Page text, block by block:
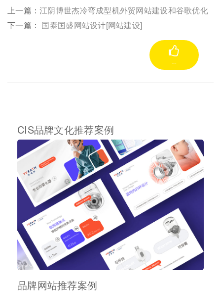
上一篇：江阴博世杰冷弯成型机外贸网站建设和谷歌优化
下一篇： 国泰国盛网站设计[网站建设]
--
CIS品牌文化推荐案例
品牌网站推荐案例